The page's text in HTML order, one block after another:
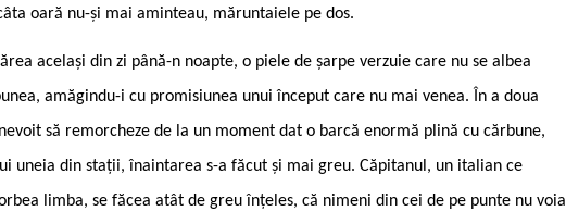
oară nu-și mai aminteau, măruntaiele pe dos.
același din zi până-n noapte, o piele de șarpe verzuie care nu se albea
amăgindu-i cu promisiunea unui început care nu mai venea. În a doua
să remorcheze de la un moment dat o barcă enormă plină cu cărbune,
uneia din stații, înaintarea s-a făcut și mai greu. Căpitanul, un italian ce
limba, se făcea atât de greu înțeles, că nimeni din cei de pe punte nu voia